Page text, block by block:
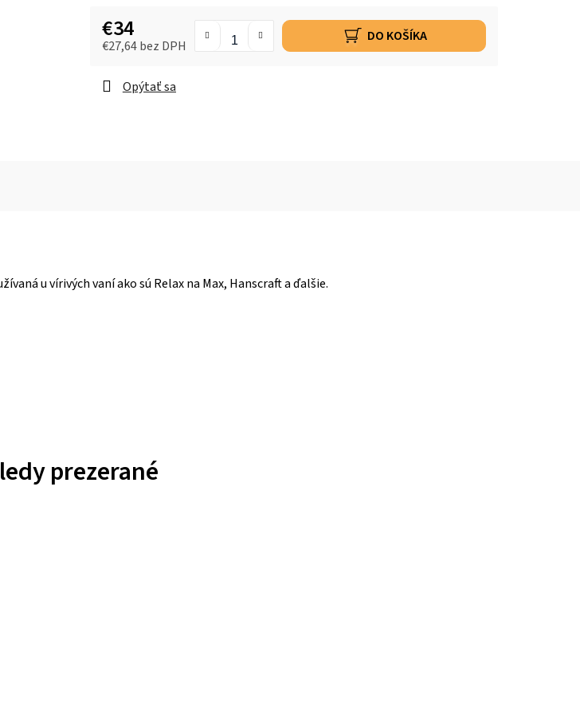
€34
€27,64 bez DPH
DO KOŠÍKA
Opýtať sa
u vírivých vaní ako sú Relax na Max, Hanscraft a ďalšie.
prezerané